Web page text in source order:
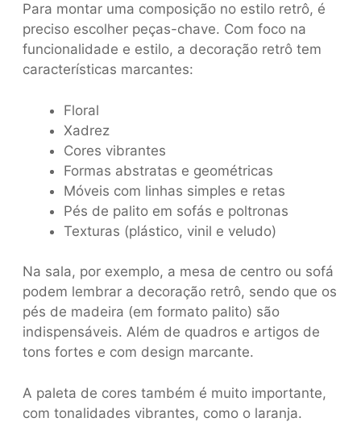
Para montar uma composição no estilo retrô, é
preciso escolher peças-chave. Com foco na
funcionalidade e estilo, a decoração retrô tem
características marcantes:
Floral
Xadrez
Cores vibrantes
Formas abstratas e geométricas
Móveis com linhas simples e retas
Pés de palito em sofás e poltronas
Texturas (plástico, vinil e veludo)
Na sala, por exemplo, a mesa de centro ou sofá
podem lembrar a decoração retrô, sendo que os
pés de madeira (em formato palito) são
indispensáveis. Além de quadros e artigos de
tons fortes e com design marcante.
A paleta de cores também é muito importante,
com tonalidades vibrantes, como o laranja.